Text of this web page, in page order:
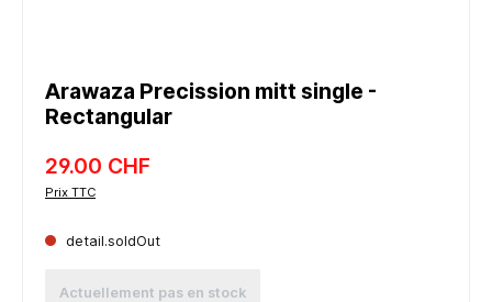
Arawaza Precission mitt single -
Rectangular
29.00 CHF
Prix TTC
detail.soldOut
Actuellement pas en stock